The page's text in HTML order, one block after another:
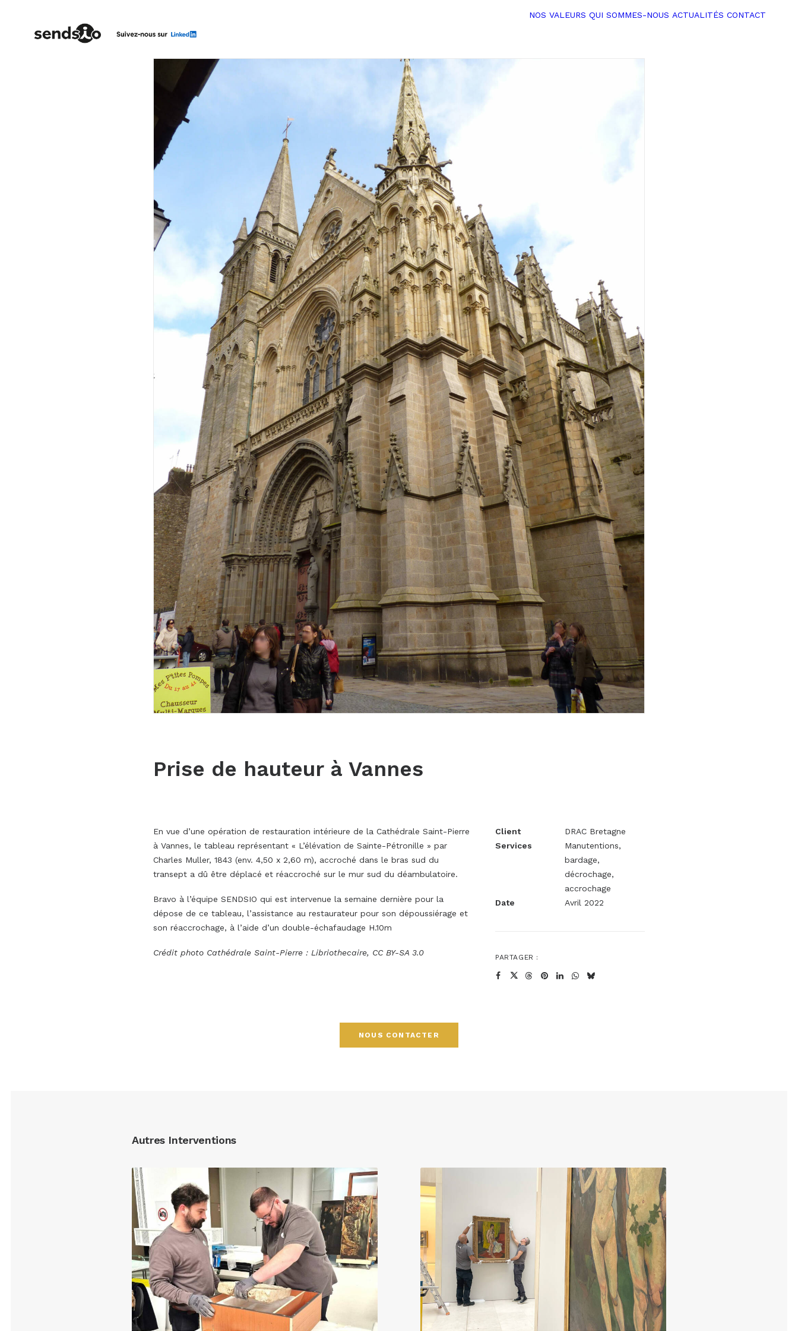
NOS VALEURS QUI SOMMES-NOUS ACTUALITÉS CONTACT
Prise de hauteur à Vannes
En vue d’une opération de restauration intérieure de la Cathédrale Saint-Pierre
à Vannes, le tableau représentant « L’élévation de Sainte-Pétronille » par
Charles Muller, 1843 (env. 4,50 x 2,60 m), accroché dans le bras sud du
transept a dû être déplacé et réaccroché sur le mur sud du déambulatoire.
Bravo à l’équipe SENDSIO qui est intervenue la semaine dernière pour la
dépose de ce tableau, l’assistance au restaurateur pour son dépoussiérage et
son réaccrochage, à l’aide d’un double-échafaudage H.10m
Crédit photo Cathédrale Saint-Pierre : Libriothecaire, CC BY-SA 3.0
Client
DRAC Bretagne
Services
Manutentions,
bardage,
décrochage,
accrochage
Date
Avril 2022
PARTAGER :
NOUS CONTACTER
Autres Interventions